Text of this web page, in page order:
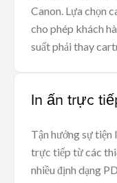
Canon. Lựa chọn
cho phép khách
suất phải thay
In ấn trực
Tận hưởng sự tiện
trực tiếp từ các
nhiều định dạng